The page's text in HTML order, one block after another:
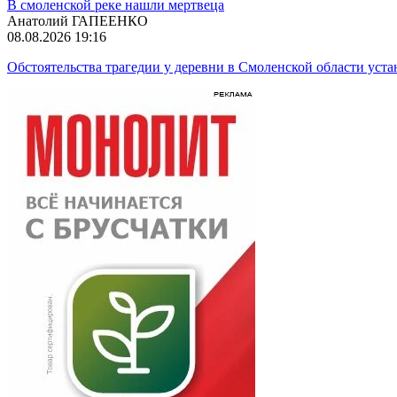
В смоленской реке нашли мертвеца
Анатолий ГАПЕЕНКО
08.08.2026 19:16
Обстоятельства трагедии у деревни в Смоленской области